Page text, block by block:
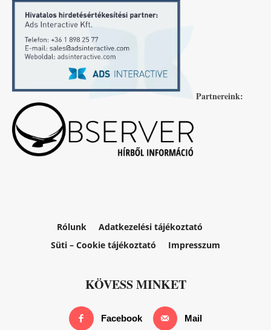
Partnereink:
Rólunk
Adatkezelési tájékoztató
Süti – Cookie tájékoztató
Impresszum
KÖVESS MINKET
Facebook Mail